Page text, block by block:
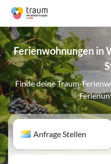
Ferienwohnungen in
Finde deine Traum-
Anfrage Stellen